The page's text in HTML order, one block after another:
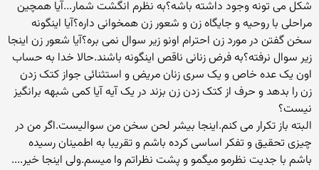
شکل می تونه وجود داشته باشه؟به نظرم انگشت شمار...آیا همچین
مراحلی با روحیه و جایگاه زن و شعور زن همخوانی داره؟آیا اینگونه
سخن گفتن در مورد زن احترام اونو زیر سوال نمی بره؟آیا شعور زن اینجا
زیر سوال نرفته؟به فرض زنانی ناقص اینگونه باشند.حالا خدا به حساب
اون یک عده خاص و یک سری زنان مریض و استثنائی جواز کتک زدن
زن را بدهد و حرف از کتک زدن زن بزند در یک آیه آیا کمی شبهه برانگیز
نیست؟
البته باز تکرار می کنم.اینجا بیشر لحن سخن من سوالیست.اگر من در
چیزی تحقیق و تفکر اساسی کرده باشم و تقریبا به اطمینان رسیده
باشم با جدیت نظرمو میگمو و پشت نظراتم وا میسم.ولی اینجا خیر....